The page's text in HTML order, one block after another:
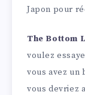
Japon pour
The Bottom
voulez
vous avez un
vous devriez